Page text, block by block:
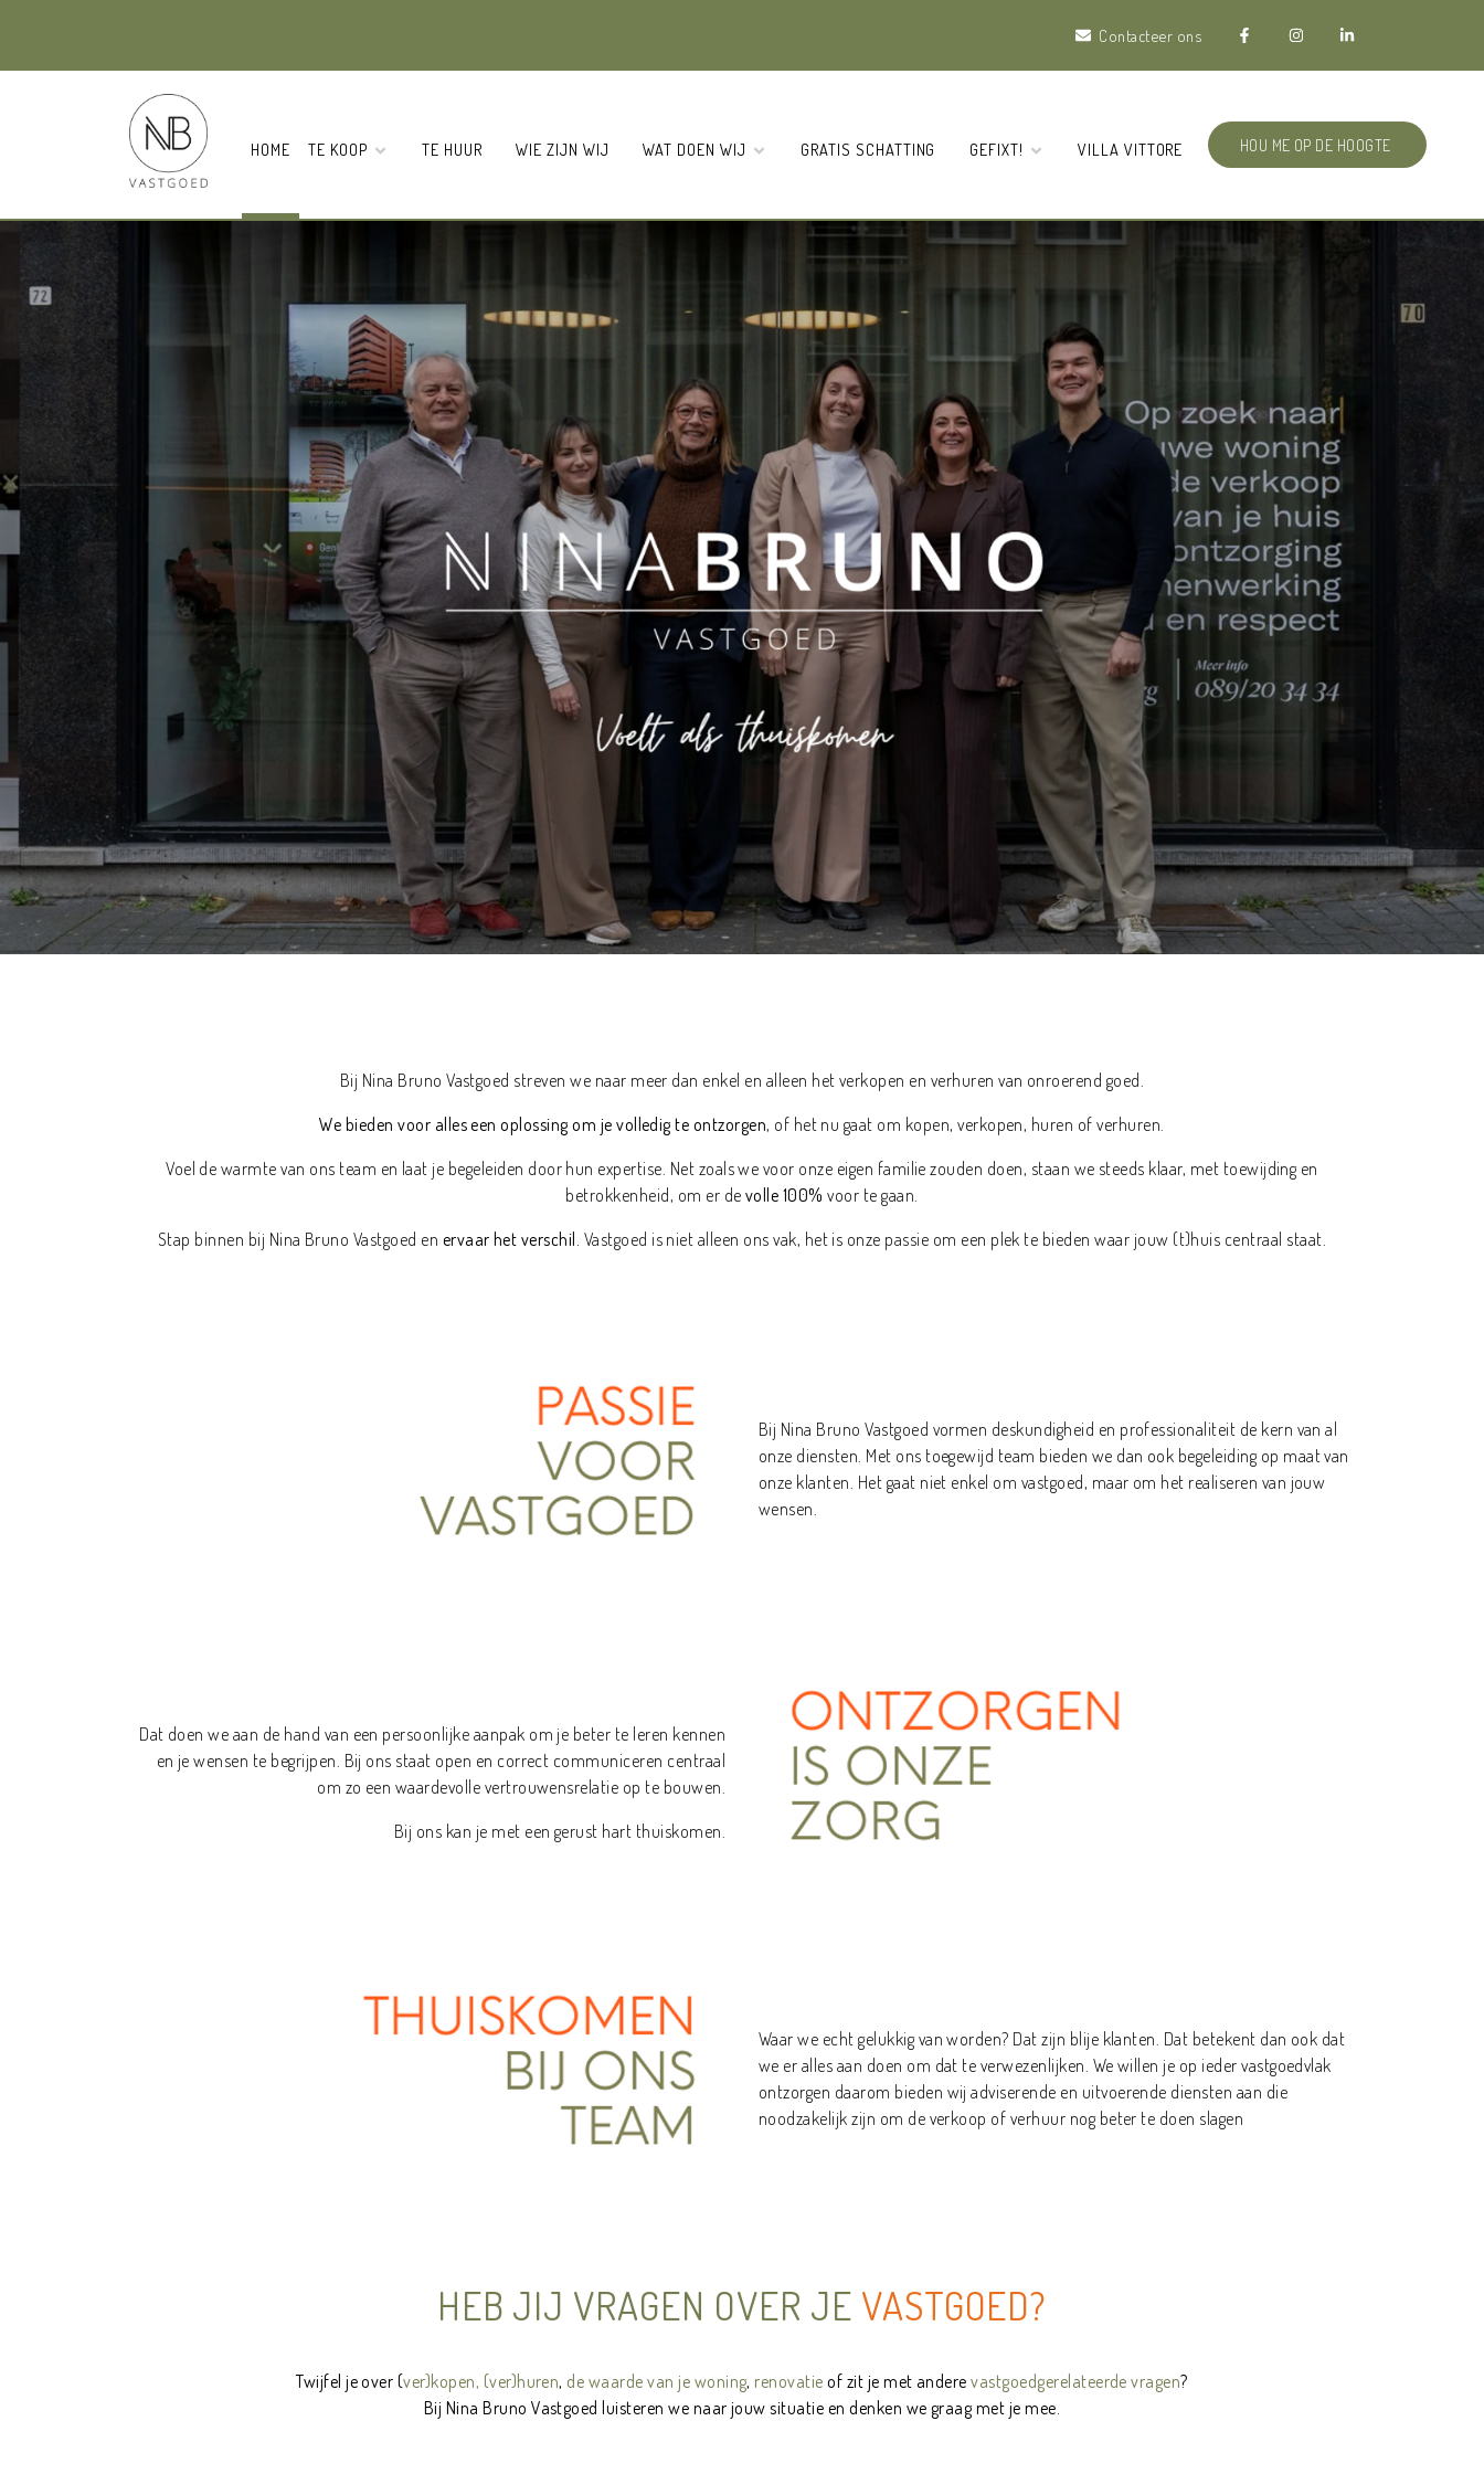
Contacteer ons
HOME TE KOOP TE HUUR WIE ZIJN WIJ WAT DOEN WIJ GRATIS SCHATTING GEFIXT! VILLA VITTORE HOU ME OP DE HOOGTE
Bij Nina Bruno Vastgoed streven we naar meer dan enkel en alleen het verkopen en verhuren van onroerend goed.
We bieden voor alles een oplossing om je volledig te ontzorgen, of het nu gaat om kopen, verkopen, huren of verhuren.
Voel de warmte van ons team en laat je begeleiden door hun expertise. Net zoals we voor onze eigen familie zouden doen, staan we steeds klaar, met toewijding en
betrokkenheid, om er de volle 100% voor te gaan.
Stap binnen bij Nina Bruno Vastgoed en ervaar het verschil. Vastgoed is niet alleen ons vak, het is onze passie om een plek te bieden waar jouw (t)huis centraal staat.
Bij Nina Bruno Vastgoed vormen deskundigheid en professionaliteit de kern van al
onze diensten. Met ons toegewijd team bieden we dan ook begeleiding op maat van
onze klanten. Het gaat niet enkel om vastgoed, maar om het realiseren van jouw
wensen.
Dat doen we aan de hand van een persoonlijke aanpak om je beter te leren kennen
en je wensen te begrijpen. Bij ons staat open en correct communiceren centraal
om zo een waardevolle vertrouwensrelatie op te bouwen.
Bij ons kan je met een gerust hart thuiskomen.
Waar we echt gelukkig van worden? Dat zijn blije klanten. Dat betekent dan ook dat
we er alles aan doen om dat te verwezenlijken. We willen je op ieder vastgoedvlak
ontzorgen daarom bieden wij adviserende en uitvoerende diensten aan die
noodzakelijk zijn om de verkoop of verhuur nog beter te doen slagen
HEB JIJ VRAGEN OVER JE VASTGOED?
Twijfel je over (ver)kopen, (ver)huren, de waarde van je woning, renovatieof zit je met anderevastgoedgerelateerde vragen?
Bij Nina Bruno Vastgoed luisteren we naar jouw situatie en denken we graag met je mee.